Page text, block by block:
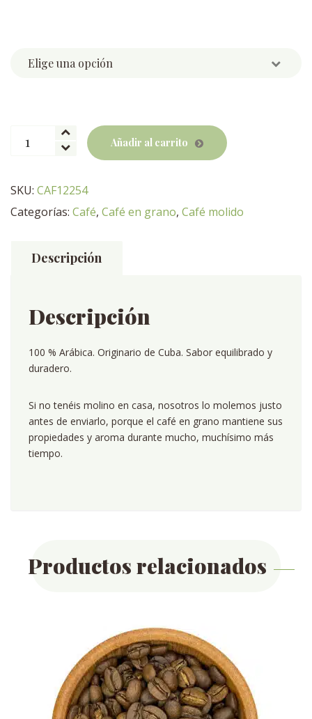
Cuba
Añadir al carrito
SKU: CAF12254
Categorías: Café, Café en grano, Café molido
Descripción
Descripción
100 % Arábica. Originario de Cuba. Sabor equilibrado y
duradero.
Si no tenéis molino en casa, nosotros lo molemos justo
antes de enviarlo, porque el café en grano mantiene sus
propiedades y aroma durante mucho, muchísimo más
tiempo.
Productos relacionados